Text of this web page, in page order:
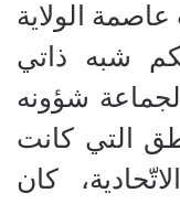
الولاية
شبه ذاتي
شؤونه
التي كانت
كان